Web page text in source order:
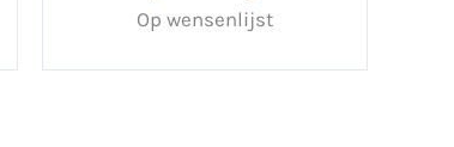
Op wensenlijst